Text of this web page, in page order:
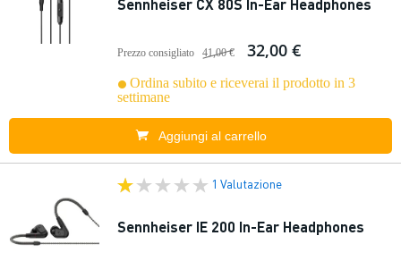
Sennheiser CX 80S In-Ear Headphones
Prezzo consigliato 41,00 € 32,00 €
Ordina subito e riceverai il prodotto in 3
settimane
Aggiungi al carrello
1 Valutazione
Sennheiser IE 200 In-Ear Headphones